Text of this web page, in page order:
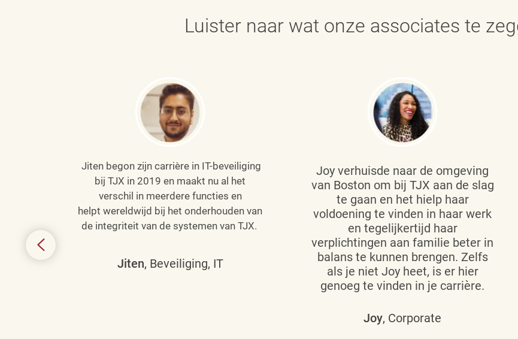
Luister naar wat onze associates te
Jiten begon zijn carrière in IT-beveiliging
bij TJX in 2019 en maakt nu al het
verschil in meerdere functies en
helpt wereldwijd bij het onderhouden van
de integriteit van de systemen van TJX.
Jiten, Beveiliging, IT
Joy verhuisde naar de omgeving
van Boston om bij TJX aan de slag
te gaan en het hielp haar
voldoening te vinden in haar werk
en tegelijkertijd haar
verplichtingen aan familie beter in
balans te kunnen brengen. Zelfs
als je niet Joy heet, is er hier
genoeg te vinden in je carrière.
Joy, Corporate